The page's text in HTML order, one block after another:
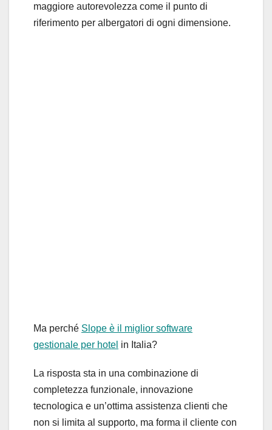
maggiore autorevolezza come il punto di
riferimento per albergatori di ogni dimensione.
Ma perché Slope è il miglior software
gestionale per hotel in Italia?
La risposta sta in una combinazione di
completezza funzionale, innovazione
tecnologica e un’ottima assistenza clienti che
non si limita al supporto, ma forma il cliente con